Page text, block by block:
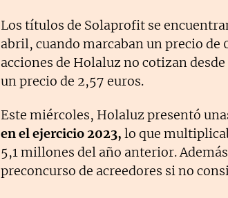
Los títulos de Solaprofit se
abril, cuando marcaban un precio de
acciones de Holaluz no cotizan
un precio de 2,57 euros.
Este miércoles, Holaluz presentó
en el ejercicio 2023, lo que
5,1 millones del año anterior.
preconcurso de acreedores si no